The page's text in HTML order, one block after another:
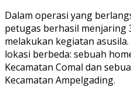
Dalam operasi yang
petugas berhasil menjaring
melakukan kegiatan
lokasi berbeda: sebuah
Kecamatan Comal dan
Kecamatan Ampelgading.